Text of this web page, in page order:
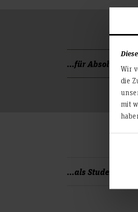
Wir
die
mit
...für
26.06.2026 IFW,
Mitarbeit
Prozessplanung
...als Studentische